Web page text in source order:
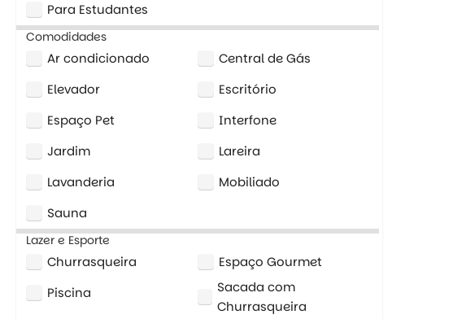
Para Estudantes
Comodidades
Ar condicionado
Central de Gás
Elevador
Escritório
Espaço Pet
Interfone
Jardim
Lareira
Lavanderia
Mobiliado
Sauna
Lazer e Esporte
Churrasqueira
Espaço Gourmet
Piscina
Sacada com
Churrasqueira